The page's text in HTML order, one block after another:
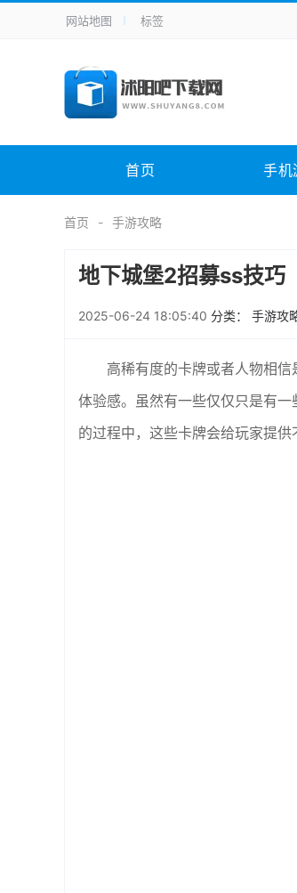
手机应用
手机游戏 H5游戏
电脑软件 其它类别 图
未
网站地图 标签
首页 手机
首页 手游攻略
地下城堡2招募ss技巧
2025-06-24 18:05:40 分类： 手游攻
高稀有度的卡牌或者人物相
体验感。虽然有一些仅仅只是有
的过程中，这些卡牌会给玩家提供